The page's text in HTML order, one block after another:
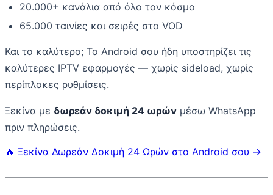
20.000+ κανάλια από όλο τον κόσμο
65.000 ταινίες και σειρές στο VOD
Και το καλύτερο; Το Android σου ήδη υποστηρίζει τις
καλύτερες IPTV εφαρμογές — χωρίς sideload, χωρίς
περίπλοκες ρυθμίσεις.
Ξεκίνα με δωρεάν δοκιμή 24 ωρών μέσω WhatsApp
πριν πληρώσεις.
🔥 Ξεκίνα Δωρεάν Δοκιμή 24 Ωρών στο Android σου →